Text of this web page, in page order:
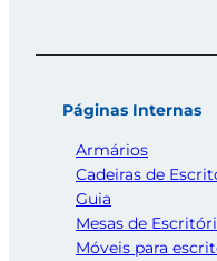
Páginas Internas
Armários
Cadeiras de
Guia
Mesas de
Móveis para